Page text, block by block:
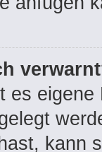
es
kann